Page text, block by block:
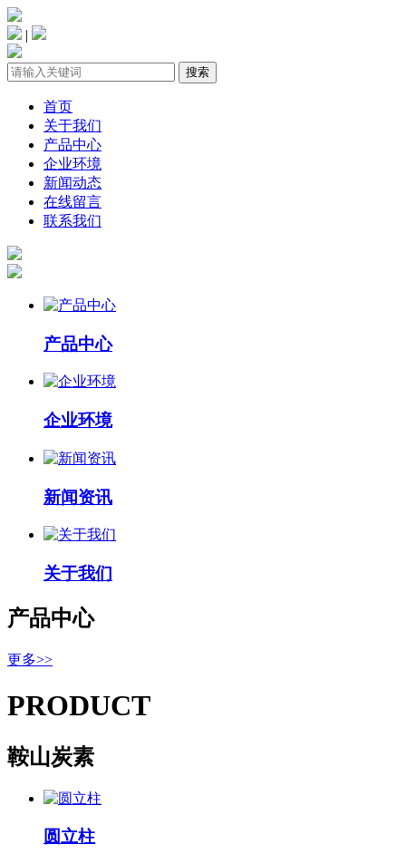
|
首页
关于我们
产品中心
企业环境
新闻动态
在线留言
联系我们
产品中心
企业环境
新闻资讯
关于我们
产品中心
更多>>
PRODUCT
鞍山炭素
圆立柱